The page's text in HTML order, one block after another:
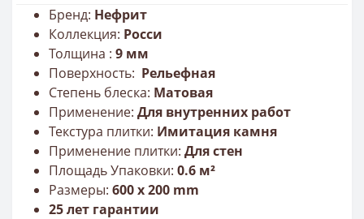
Бренд: Нефрит
Коллекция: Росси
Толщина : 9 мм
Поверхность: Рельефная
Степень блеска: Матовая
Применение: Для внутренних работ
Текстура плитки: Имитация камня
Применение плитки: Для стен
Площадь Упаковки: 0.6 м²
Размеры: 600 x 200 mm
25 лет гарантии